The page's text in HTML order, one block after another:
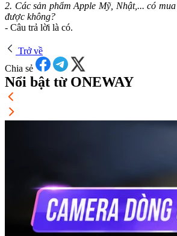
2. Các sản phẩm Apple Mỹ, Nhật,... có
được không?
- Câu trả lời là có.
Trở về
Chia sẻ
Nổi bật từ ONEWAY